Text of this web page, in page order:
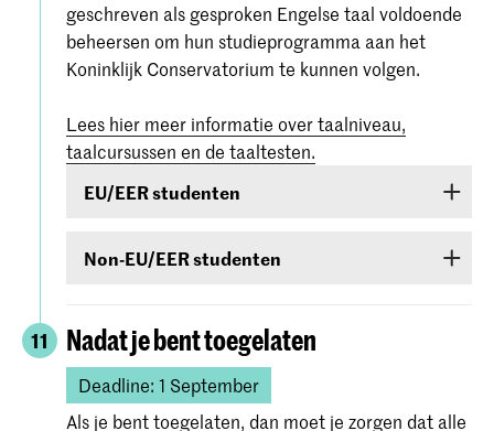
geschreven als gesproken Engelse taal voldoende
beheersen om hun studieprogramma aan het
Koninklijk Conservatorium te kunnen volgen.
Lees hier meer informatie over taalniveau,
taalcursussen en de taaltesten.
EU/EER studenten
Suriname die de Engelse taal onvoldoende
dat je de Engelse taal onvoldoende beheerst,
ben je verplicht een cursus te volgen en in het
eerste jaar van de studie een bewijs van
beheersing te behalen.
Non-EU/EER studenten
masteropleiding of voorbereidende cursus en je
komt uit een land buiten de EU (met
uitzondering van Canada, Australië, Nieuw-
Zeeland, Verenigde Staten van Amerika of Zuid-
11 Nadat je bent toegelaten
Deadline: 1 September
Als je bent toegelaten, dan moet je zorgen dat alle